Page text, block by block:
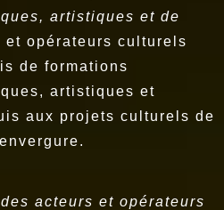
artistiques et de
et opérateurs culturels
de formations
artistiques et
aux projets culturels de
acteurs et opérateurs